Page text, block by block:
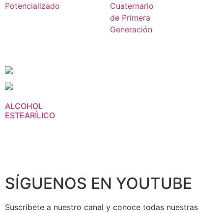
Potencializado
Cuaternario
de Primera
Generación
ALCOHOL
ESTEARÍLICO
SÍGUENOS EN YOUTUBE
Suscríbete a nuestro canal y conoce todas nuestras